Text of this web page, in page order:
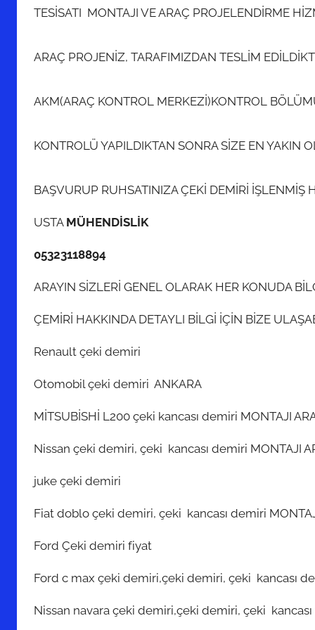
TESİSATI MONTAJI VE ARAÇ PROJELENDİRME
ARAÇ PROJENİZ, TARAFIMIZDAN TESLİM
AKM(ARAÇ KONTROL MERKEZİ)KONTROL
KONTROLÜ YAPILDIKTAN SONRA SİZE EN YAKIN
BAŞVURUP RUHSATINIZA ÇEKİ DEMİRİ İŞLENMİŞ
USTA MÜHENDİSLİK
05323118894
ARAYIN SİZLERİ GENEL OLARAK HER KONUDA
ÇEMİRİ HAKKINDA DETAYLI BİLGİ İÇİN BİZE
Renault çeki demiri
Otomobil çeki demiri ANKARA
MİTSUBİSHİ L200 çeki kancası demiri MONTAJI
Nissan çeki demiri, çeki kancası demiri MONTAJI
juke çeki demiri
Fiat doblo çeki demiri, çeki kancası demiri
Ford Çeki demiri fiyat
Ford c max çeki demiri,çeki demiri, çeki kancası
Nissan navara çeki demiri,çeki demiri, çeki kancası